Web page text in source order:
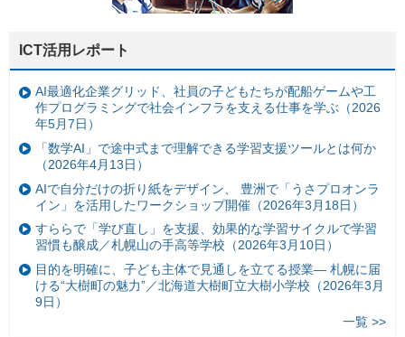
ICT活用レポート
AI最適化企業グリッド、社員の子どもたちが配船ゲームや工
作プログラミングで社会インフラを支える仕事を学ぶ（2026
年5月7日）
「数学AI」で途中式まで理解できる学習支援ツールとは何か
（2026年4月13日）
AIで自分だけの折り紙をデザイン、 豊洲で「うさプロオンラ
イン」を活用したワークショップ開催（2026年3月18日）
すららで「学び直し」を支援、効果的な学習サイクルで学習
習慣も醸成／札幌山の手高等学校（2026年3月10日）
目的を明確に、子ども主体で見通しを立てる授業— 札幌に届
ける“大樹町の魅力”／北海道大樹町立大樹小学校（2026年3月
9日）
一覧 >>